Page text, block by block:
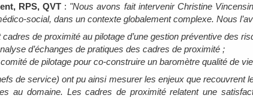
RPS, QVT : "Nous avons fait intervenir Christine
social, dans un contexte globalement complexe. Nous
de proximité au pilotage d’une gestion préventive des
d’échanges de pratiques des cadres de proximité ;
de pilotage pour co-construire un baromètre qualité de
de service) ont pu ainsi mesurer les enjeux que recouvrent
au domaine. Les cadres de proximité relatent une